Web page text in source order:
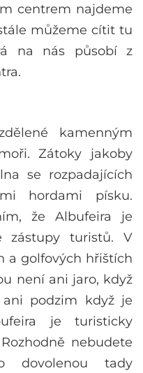
centrem najdeme
můžeme cítit tu
na nás působí z
kamenným
Zátoky jakoby
se rozpadajících
hordami písku.
že Albufeira je
zástupy turistů. V
a golfových hřištích
není ani jaro, když
podzim když je
je turisticky
nebudete
dovolenou tady